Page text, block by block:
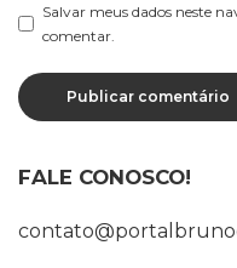
Salvar meus dados neste
comentar.
FALE CONOSCO!